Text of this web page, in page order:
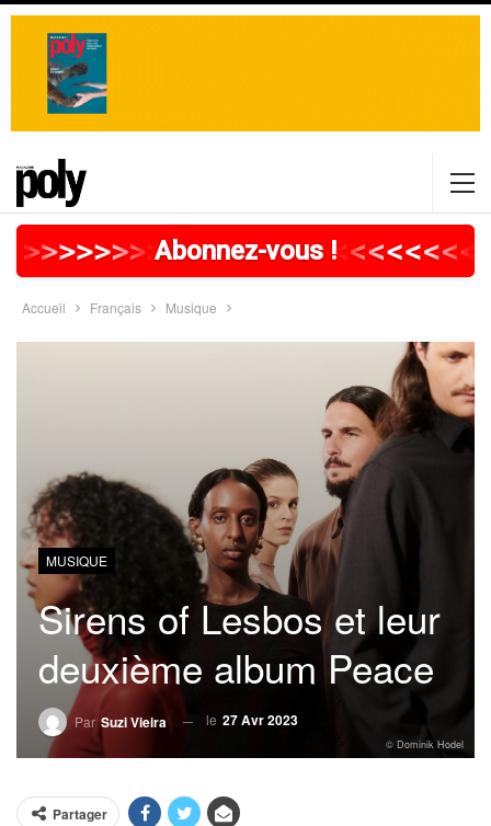
>>>>>>>>>>>>>>>>>
Abonnez-vous !<<<<<<<<
Accueil Français Musique
MUSIQUE
Sirens of Lesbos et leur
deuxième album Peace
Par Suzi Vieira le 27 Avr 2023
© Dominik Hodel
Partager